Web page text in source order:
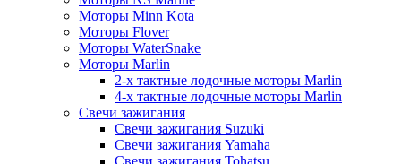
Моторы Minn Kota
Моторы Flover
Моторы WaterSnake
Моторы Marlin
2-х тактные лодочные моторы Marlin
4-х тактные лодочные моторы Marlin
Свечи зажигания
Свечи зажигания Suzuki
Свечи зажигания Yamaha
Свечи зажигания Tohatsu